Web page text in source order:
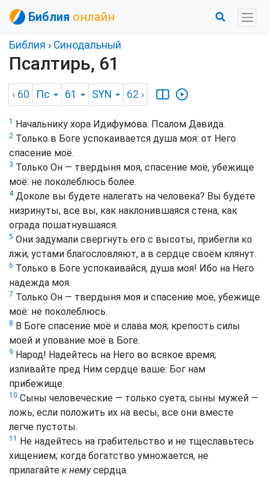
Библия онлайн
Библия › Синодальный
Псалтирь, 61
‹ 60 Пс 61 SYN 62 ›
1 Начальнику хора Идифумова. Псалом Давида.
2 Только в Боге успокаивается душа моя: от Него
спасение моё.
3 Только Он — твердыня моя, спасение моё, убежище
моё: не поколеблюсь более.
4Доколе вы будете налегать на человека? Вы будете
низринуты, все вы, как наклонившаяся стена, как
ограда пошатнувшаяся.
5 Они задумали свергнуть его с высоты, прибегли ко
лжи; устами благословляют, а в сердце своём клянут.
6 Только в Боге успокаивайся, душа моя! Ибо на Него
надежда моя.
7 Только Он — твердыня моя и спасение моё, убежище
моё: не поколеблюсь.
8 В Боге спасение моё и слава моя; крепость силы
моей и упование моё в Боге.
9 Народ! Надейтесь на Него во всякое время;
изливайте пред Ним сердце ваше: Бог нам
прибежище.
10 Сыны человеческие — только суета; сыны мужей —
ложь; если положить их на весы, все они вместе
легче пустоты.
11 Не надейтесь на грабительство и не тщеславьтесь
хищением; когда богатство умножается, не
прилагайте к немусердца.